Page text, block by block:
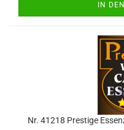
IN
Nr. 41218 Prestige